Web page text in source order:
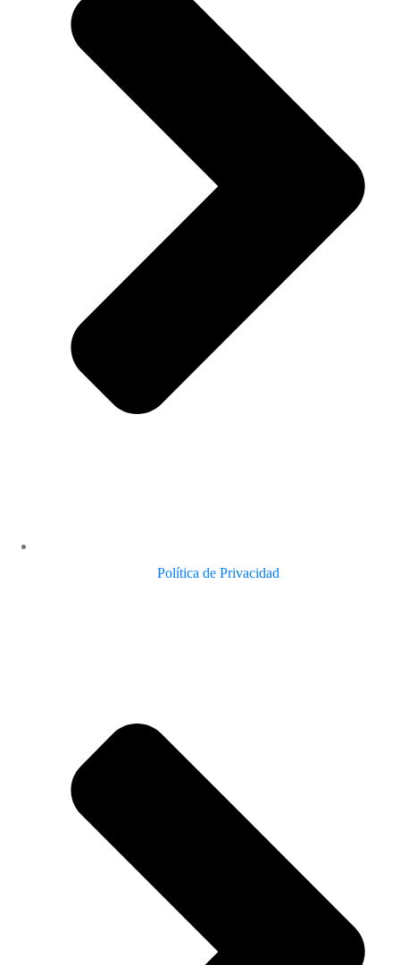
Política de Privacidad